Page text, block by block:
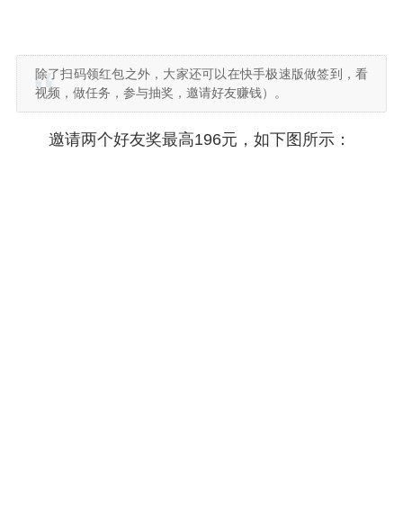
除了扫码领红包之外，大家还可以在快手极速版做签到，看
视频，做任务，参与抽奖，邀请好友赚钱）。
邀请两个好友奖最高196元，如下图所示：